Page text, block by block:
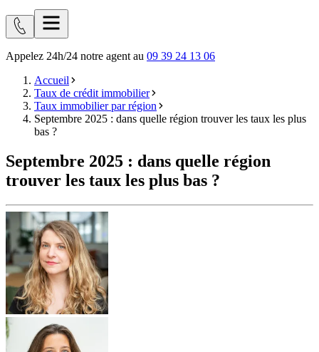
Appelez 24h/24 notre agent au 09 39 24 13 06
Accueil
Taux de crédit immobilier
Taux immobilier par région
Septembre 2025 : dans quelle région trouver les taux les plus
bas ?
Septembre 2025 : dans quelle région
trouver les taux les plus bas ?